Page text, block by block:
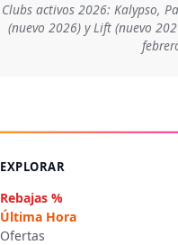
Clubs activos 2026: Kalypso,
(nuevo 2026) y Lift (nuevo
EXPLORAR
Rebajas %
Última Hora
Ofertas